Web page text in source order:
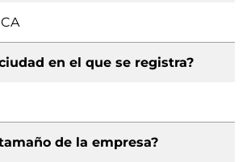
en el que se registra?
de la empresa?